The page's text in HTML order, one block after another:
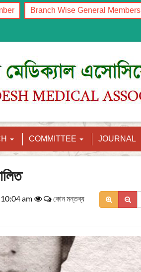
Branch Wise General Members
COMMITTEE JOURNAL
am
কোন মন্তব্য